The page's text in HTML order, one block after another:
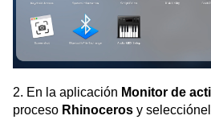
2. En la aplicación Monitor de
proceso Rhinoceros y